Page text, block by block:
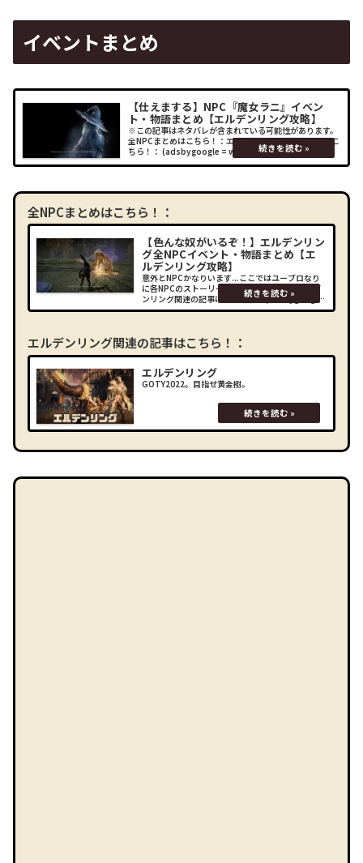
イベントまとめ
【仕えまする】NPC『魔女ラニ』イベン
ト・物語まとめ【エルデンリング攻略】
※この記事はネタバレが含まれている可能性があります。
全NPCまとめはこちら！：エルデンリング関連の記事はこ
ちら！： (adsbygoogle = window.adsbygoogle ||
[]).push({});イベントまとめエレの教会
全NPCまとめはこちら！：
【色んな奴がいるぞ！】エルデンリン
グ全NPCイベント・物語まとめ【エ
ルデンリング攻略】
意外とNPCかなりいます...ここではユーブロなり
に各NPCのストーリーを追ってみました！エルデ
ンリング関連の記事はこちら！： (adsbygoogle
= window.adsbygoogle || []).push({});NPCイベ
エルデンリング関連の記事はこちら！：
エルデンリング
GOTY2022。目指せ黄金樹。